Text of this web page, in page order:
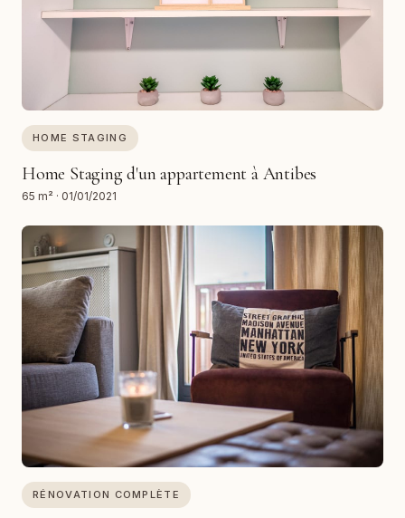
HOME STAGING
Home Staging d'un appartement à Antibes
65 m² · 01/01/2021
RÉNOVATION COMPLÈTE